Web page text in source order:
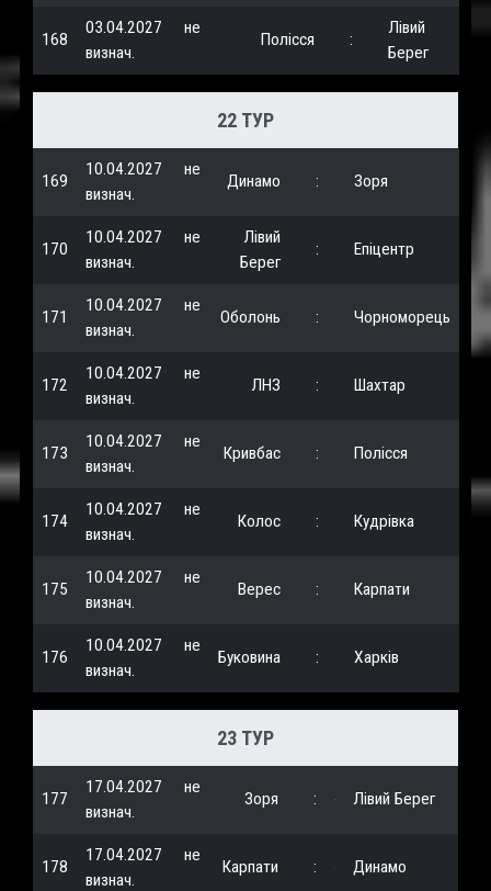
168
03.04.2027
не
визнач.
Полісся :
Лівий
Берег
22 ТУР
169
10.04.2027
не
визнач.
Динамо : Зоря
170
10.04.2027
не
визнач.
Лівий
Берег
: Епіцентр
171
10.04.2027
не
визнач.
Оболонь : Чорноморець
172
10.04.2027
не
визнач.
ЛНЗ : Шахтар
173
10.04.2027
не
визнач.
Кривбас : Полісся
174
10.04.2027
не
визнач.
Колос : Кудрівка
175
10.04.2027
не
визнач.
Верес : Карпати
176
10.04.2027
не
визнач.
Буковина : Харків
23 ТУР
177
17.04.2027
не
визнач.
Зоря : Лівий Берег
178
17.04.2027
не
визнач.
Карпати : Динамо